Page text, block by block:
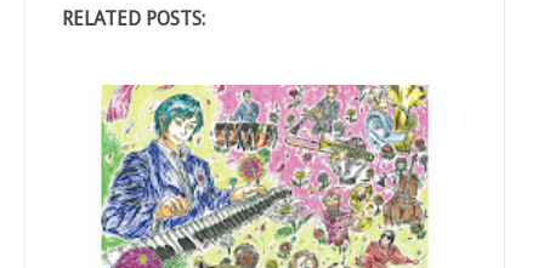
RELATED POSTS: